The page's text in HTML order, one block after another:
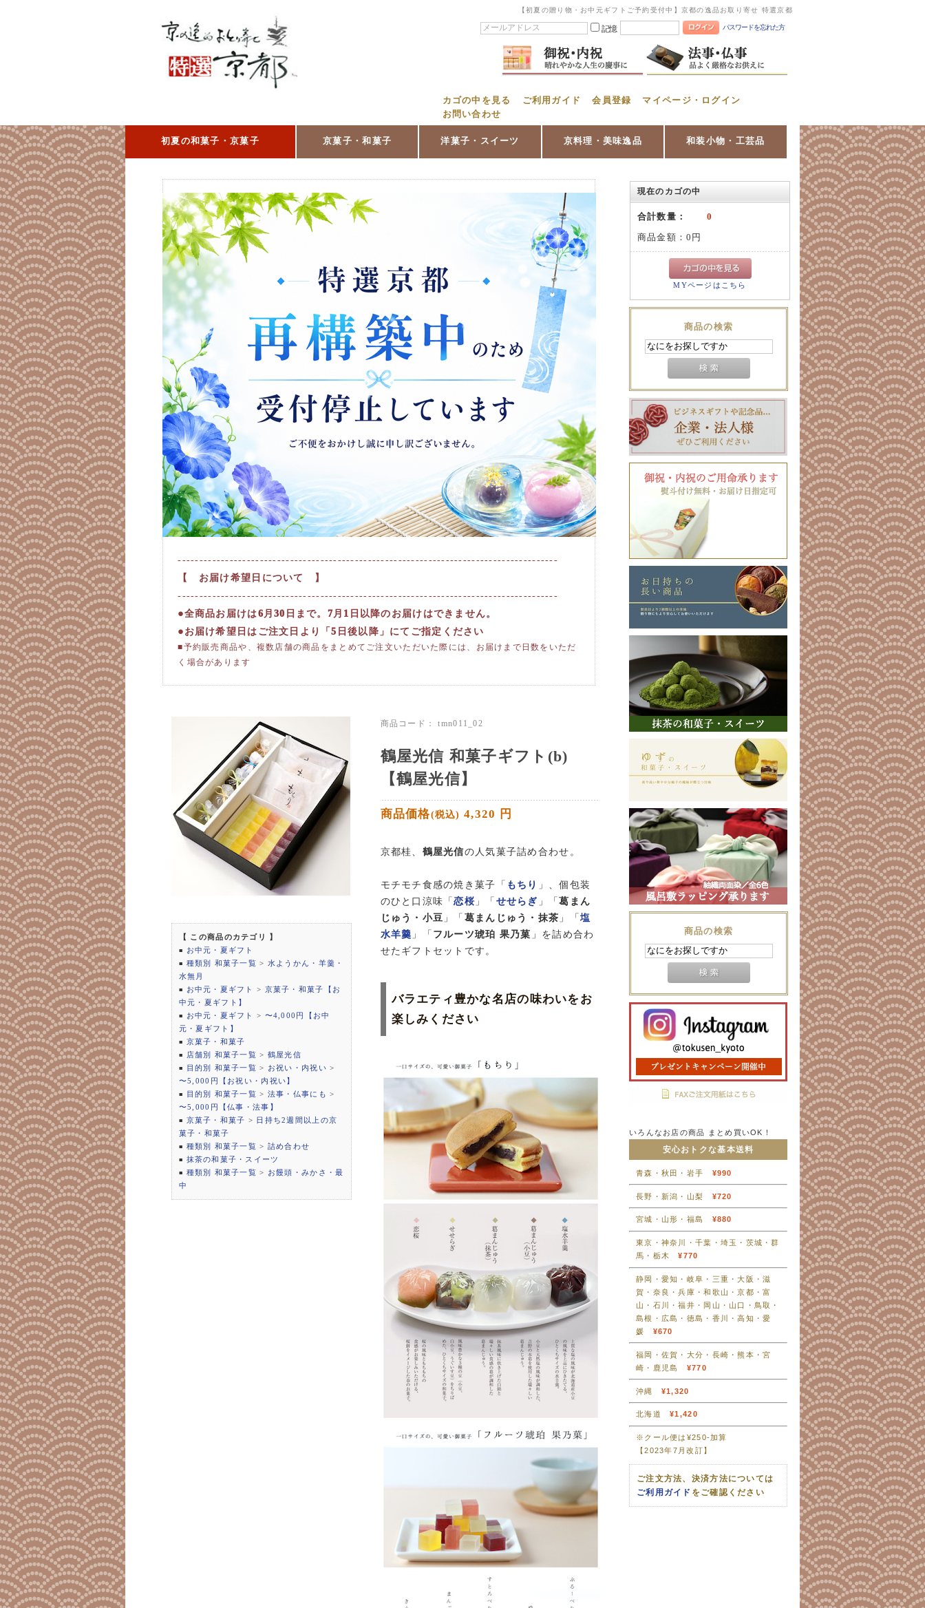
【初夏の贈り物・お中元ギフトご予約受付中】京都の逸品お取り寄せ 特選京都
記憶 パスワードを忘れた方
カゴの中を見る ご利用ガイド 会員登録
マイページ・ログイン
お問い合わせ
初夏の和菓子・京菓子 京菓子・和菓子 洋菓子・スイーツ 京料理・美味逸品 和装小物・工芸品
----------------------------------------------------------------------------------------
【 お届け希望日について 】
----------------------------------------------------------------------------------------
●全商品お届けは6月30日まで。7月1日以降のお届けはできません。
●お届け希望日はご注文日より「5日後以降」にてご指定ください
■予約販売商品や、複数店舗の商品をまとめてご注文いただいた際には、お届けまで日数をいただ
く場合があります
【 この商品のカテゴリ 】
■ お中元・夏ギフト
■ 種類別 和菓子一覧 > 水ようかん・羊羹・
水無月
■ お中元・夏ギフト > 京菓子・和菓子【お
中元・夏ギフト】
■ お中元・夏ギフト > 〜4,000円【お中
元・夏ギフト】
■ 京菓子・和菓子
■ 店舗別 和菓子一覧 > 鶴屋光信
■ 目的別 和菓子一覧 > お祝い・内祝い >
〜5,000円【お祝い・内祝い】
■ 目的別 和菓子一覧 > 法事・仏事にも >
〜5,000円【仏事・法事】
■ 京菓子・和菓子 > 日持ち2週間以上の京
菓子・和菓子
■ 種類別 和菓子一覧 > 詰め合わせ
■ 抹茶の和菓子・スイーツ
■ 種類別 和菓子一覧 > お饅頭・みかさ・最
中
商品コード： tmn011_02
鶴屋光信 和菓子ギフト(b)
【鶴屋光信】
商品価格(税込) 4,320 円
京都桂、 鶴屋光信の人気菓子詰め合わせ。
モチモチ食感の焼き菓子「 もちり
」、個包装
のひと口涼味「恋桜 」「 せせらぎ 」「葛まん
じゅう・小豆 」「 葛まんじゅう・抹茶 」「塩
水羊羹 」「 フルーツ琥珀 果乃菓 」を詰め合わ
せたギフトセットです。
バラエティ豊かな名店の味わいをお
楽しみください
現在のカゴの中
合計数量： 0
商品金額：0円
MYページはこちら
商品の検索
商品の検索
いろんなお店の商品 まとめ買いOK！
安心おトクな基本送料
青森・秋田・岩手 ¥990
長野・新潟・山梨 ¥720
宮城・山形・福島 ¥880
東京・神奈川・千葉・埼玉・茨城・群
馬・栃木¥770
静岡・愛知・岐阜・三重・大阪・滋
賀・奈良・兵庫・和歌山・京都・富
山・石川・福井・岡山・山口・鳥取・
島根・広島・徳島・香川・高知・愛
媛 ¥670
福岡・佐賀・大分・長崎・熊本・宮
崎・鹿児島 ¥770
沖縄 ¥1,320
北海道¥1,420
※クール便は¥250-加算
【2023年7月改訂】
ご注文方法、決済方法については
ご利用ガイド をご確認ください